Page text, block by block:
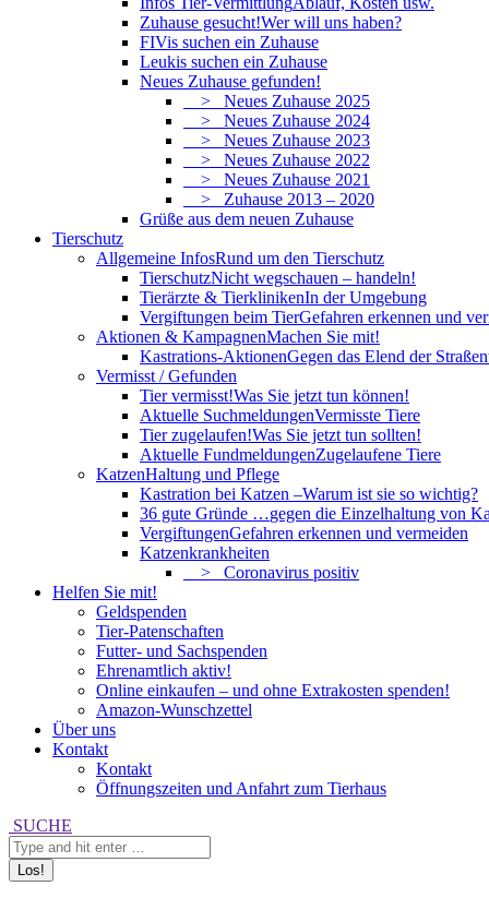
Zuhause gesucht!Wer will uns haben?
FIVis suchen ein Zuhause
Leukis suchen ein Zuhause
Neues Zuhause gefunden!
> Neues Zuhause 2025
> Neues Zuhause 2024
> Neues Zuhause 2023
> Neues Zuhause 2022
> Neues Zuhause 2021
> Zuhause 2013 – 2020
Grüße aus dem neuen Zuhause
Tierschutz
Allgemeine InfosRund um den Tierschutz
TierschutzNicht wegschauen – handeln!
Tierärzte & TierklinikenIn der Umgebung
Vergiftungen beim TierGefahren erkennen und
Aktionen & KampagnenMachen Sie mit!
Kastrations-AktionenGegen das Elend der
Vermisst / Gefunden
Tier vermisst!Was Sie jetzt tun können!
Aktuelle SuchmeldungenVermisste Tiere
Tier zugelaufen!Was Sie jetzt tun sollten!
Aktuelle FundmeldungenZugelaufene Tiere
KatzenHaltung und Pflege
Kastration bei Katzen –Warum ist sie so wichtig?
36 gute Gründe …gegen die Einzelhaltung von
VergiftungenGefahren erkennen und vermeiden
Katzenkrankheiten
> Coronavirus positiv
Helfen Sie mit!
Geldspenden
Tier-Patenschaften
Futter- und Sachspenden
Ehrenamtlich aktiv!
Online einkaufen – und ohne Extrakosten spenden!
Amazon-Wunschzettel
Über uns
Kontakt
Kontakt
Öffnungszeiten und Anfahrt zum Tierhaus
Search:
SUCHE